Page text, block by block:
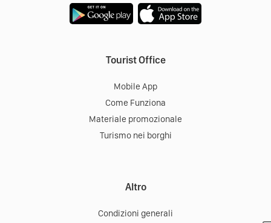
Tourist Office
Mobile App
Come Funziona
Materiale promozionale
Turismo nei borghi
Altro
Condizioni generali